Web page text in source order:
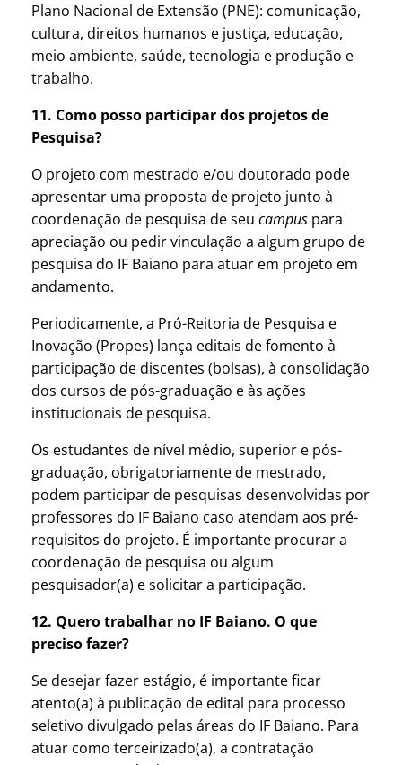
Plano Nacional de Extensão (PNE): comunicação,
cultura, direitos humanos e justiça, educação,
meio ambiente, saúde, tecnologia e produção e
trabalho.
11. Como posso participar dos projetos de
Pesquisa?
O projeto com mestrado e/ou doutorado pode
apresentar uma proposta de projeto junto à
coordenação de pesquisa de seu campus para
apreciação ou pedir vinculação a algum grupo de
pesquisa do IF Baiano para atuar em projeto em
andamento.
Periodicamente, a Pró-Reitoria de Pesquisa e
Inovação (Propes) lança editais de fomento à
participação de discentes (bolsas), à consolidação
dos cursos de pós-graduação e às ações
institucionais de pesquisa.
Os estudantes de nível médio, superior e pós-
graduação, obrigatoriamente de mestrado,
podem participar de pesquisas desenvolvidas por
professores do IF Baiano caso atendam aos pré-
requisitos do projeto. É importante procurar a
coordenação de pesquisa ou algum
pesquisador(a) e solicitar a participação.
12. Quero trabalhar no IF Baiano. O que
preciso fazer?
Se desejar fazer estágio, é importante ficar
atento(a) à publicação de edital para processo
seletivo divulgado pelas áreas do IF Baiano. Para
atuar como terceirizado(a), a contratação